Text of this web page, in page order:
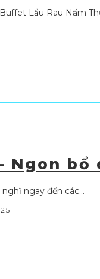
Lẩu Rau Nấm
Ngon bổ
ngay đến các...